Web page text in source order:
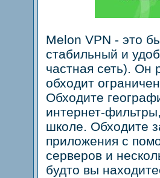
Melon VPN - это
стабильный и
частная сеть). Он
обходит
Обходите
интернет-
школе. Обходите
приложения с
серверов и
будто вы